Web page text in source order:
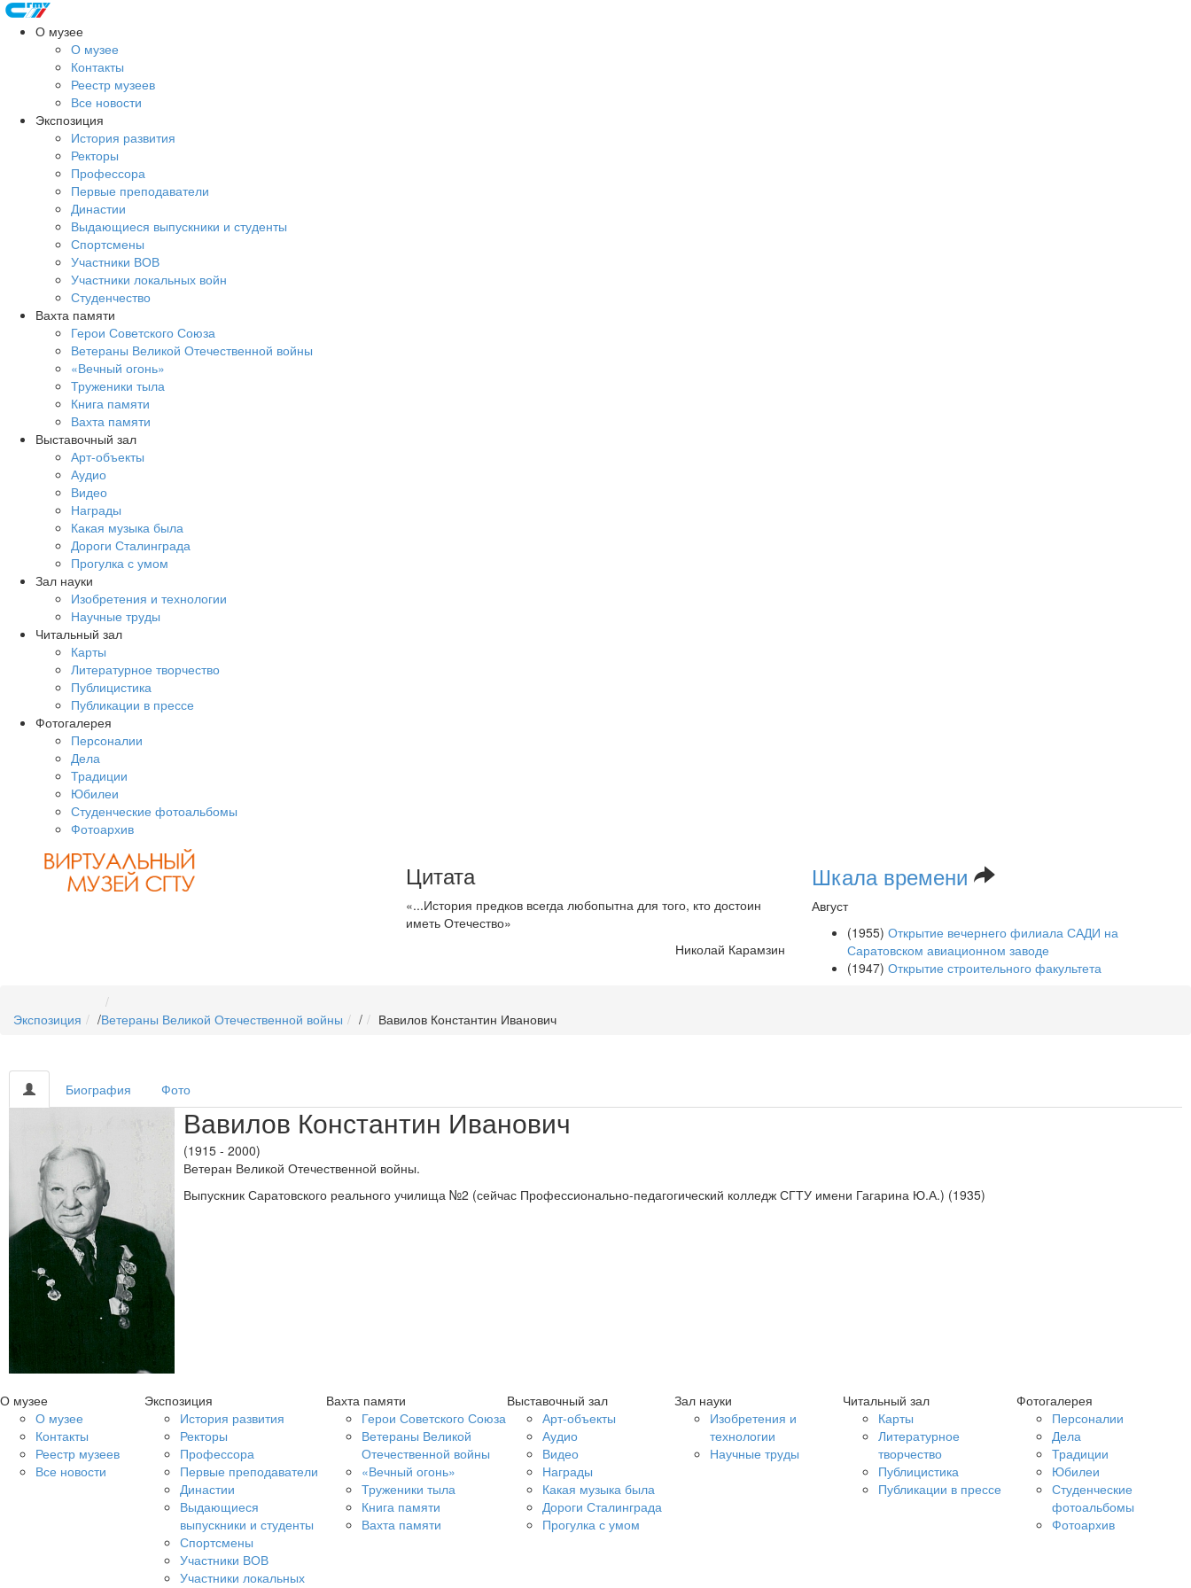
О музее
О музее
Контакты
Реестр музеев
Все новости
Экспозиция
История развития
Ректоры
Профессора
Первые преподаватели
Династии
Выдающиеся выпускники и студенты
Спортсмены
Участники ВОВ
Участники локальных войн
Студенчество
Вахта памяти
Герои Советского Союза
Ветераны Великой Отечественной войны
«Вечный огонь»
Труженики тыла
Книга памяти
Вахта памяти
Выставочный зал
Арт-объекты
Аудио
Видео
Награды
Какая музыка была
Дороги Сталинграда
Прогулка с умом
Зал науки
Изобретения и технологии
Научные труды
Читальный зал
Карты
Литературное творчество
Публицистика
Публикации в прессе
Фотогалерея
Персоналии
Дела
Традиции
Юбилеи
Студенческие фотоальбомы
Фотоархив
Цитата
«...История предков всегда любопытна для того, кто достоин
иметь Отечество»
Николай Карамзин
Шкала времени
Август
(1955) Открытие вечернего филиала САДИ на
Саратовском авиационном заводе
(1947) Открытие строительного факультета
Экспозиция /Ветераны Великой Отечественной войны / Вавилов Константин Иванович
Биография Фото
Вавилов Константин Иванович
(1915 - 2000)
Ветеран Великой Отечественной войны.
Выпускник Саратовского реального училища №2 (сейчас Профессионально-педагогический колледж СГТУ имени Гагарина Ю.А.) (1935)
О музее
О музее
Контакты
Реестр музеев
Все новости
Экспозиция
История развития
Ректоры
Профессора
Первые преподаватели
Династии
Выдающиеся
выпускники и студенты
Спортсмены
Участники ВОВ
Участники локальных
Вахта памяти
Герои Советского Союза
Ветераны Великой
Отечественной войны
«Вечный огонь»
Труженики тыла
Книга памяти
Вахта памяти
Выставочный зал
Арт-объекты
Аудио
Видео
Награды
Какая музыка была
Дороги Сталинграда
Прогулка с умом
Зал науки
Изобретения и
технологии
Научные труды
Читальный зал
Карты
Литературное
творчество
Публицистика
Публикации в прессе
Фотогалерея
Персоналии
Дела
Традиции
Юбилеи
Студенческие
фотоальбомы
Фотоархив